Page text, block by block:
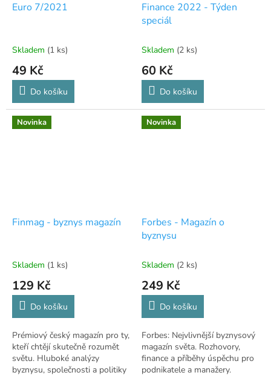
Euro 7/2021
Skladem (1 ks)
49 Kč
Do košíku
Finance 2022 - Týden
speciál
Skladem (2 ks)
60 Kč
Do košíku
Novinka
Finmag - byznys magazín
Skladem (1 ks)
129 Kč
Do košíku
Prémiový český magazín pro ty,
kteří chtějí skutečně rozumět
světu. Hluboké analýzy
byznysu, společnosti a politiky
Novinka
Forbes - Magazín o
byznysu
Skladem (2 ks)
249 Kč
Do košíku
Forbes: Nejvlivnější byznysový
magazín světa. Rozhovory,
finance a příběhy úspěchu pro
podnikatele a manažery.